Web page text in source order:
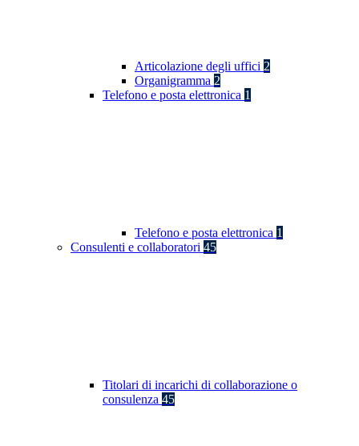
Articolazione degli uffici 2
Organigramma 2
Telefono e posta elettronica 1
Telefono e posta elettronica 1
Consulenti e collaboratori 45
Titolari di incarichi di collaborazione o
consulenza 45